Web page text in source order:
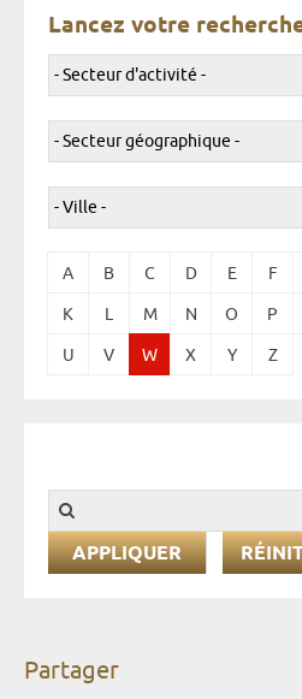
Lancez votre
A B C D E F
K L M N O P
U V W X Y Z
Partager